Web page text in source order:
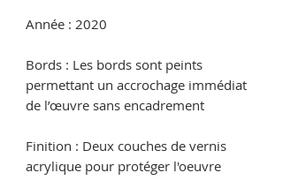
Année : 2020
Bords : Les bords sont peints
permettant un accrochage immédiat
de l’œuvre sans encadrement
Finition : Deux couches de vernis
acrylique pour protéger l'oeuvre